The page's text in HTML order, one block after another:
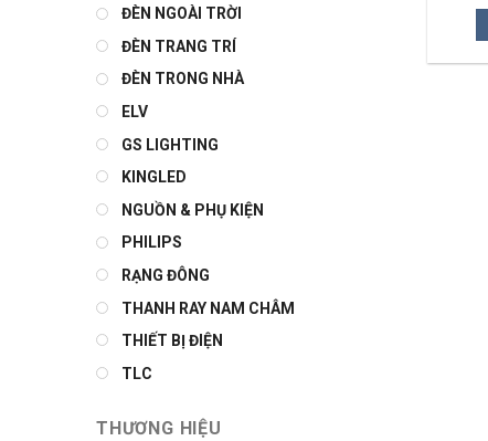
ĐÈN NGOÀI TRỜI
ĐÈN TRANG TRÍ
ĐÈN TRONG NHÀ
ELV
GS LIGHTING
KINGLED
NGUỒN & PHỤ KIỆN
PHILIPS
RẠNG ĐÔNG
THANH RAY NAM CHÂM
THIẾT BỊ ĐIỆN
TLC
THƯƠNG HIỆU